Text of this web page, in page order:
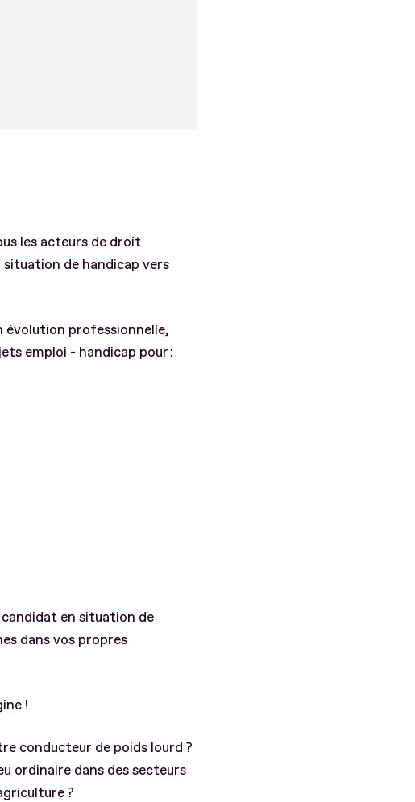
les acteurs de droit
situation de handicap vers
évolution professionnelle,
emploi - handicap pour :
candidat en situation de
dans vos propres
!
conducteur de poids lourd ?
ordinaire dans des secteurs
?